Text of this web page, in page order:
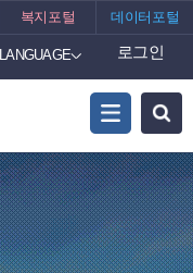
복지포털 데이터포털
LANGUAGE 로그인